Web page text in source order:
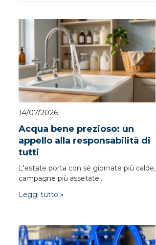
14/07/2026
Acqua bene prezioso: un
appello alla responsabilità di
tutti
L'estate porta con sé giornate più calde,
campagne più assetate...
Leggi tutto »